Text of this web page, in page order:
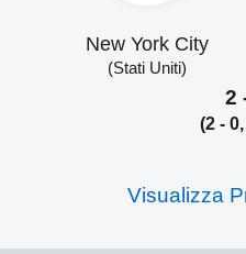
New York City
(Stati Uniti)
2
(2 -
Visualizza